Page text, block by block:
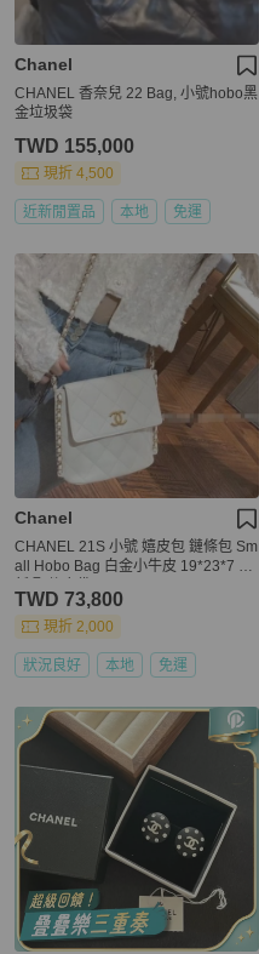
Chanel
CHANEL 香奈兒 22 Bag, 小號hobo黑
金垃圾袋
TWD 155,000
現折 4,500
近新閒置品 本地 免運
Chanel
CHANEL 21S 小號 嬉皮包 鏈條包 Sm
all Hobo Bag 白金小牛皮 19*23*7 9
TWD 73,800
現折 2,000
狀況良好 本地 免運